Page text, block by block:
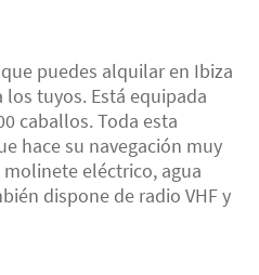
puedes alquilar en Ibiza
tuyos. Está equipada
caballos. Toda esta
hace su navegación muy
eléctrico, agua
dispone de radio VHF y